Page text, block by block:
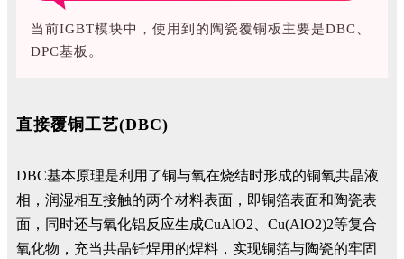
当前IGBT模块中，使用到的陶瓷覆铜板主要是DBC、
DPC基板。
直接覆铜工艺(DBC)
DBC基本原理是利用了铜与氧在烧结时形成的铜氧共晶液
相，润湿相互接触的两个材料表面，即铜箔表面和陶瓷表
面，同时还与氧化铝反应生成CuAlO2、Cu(AlO2)2等复合
氧化物，充当共晶钎焊用的焊料，实现铜箔与陶瓷的牢固